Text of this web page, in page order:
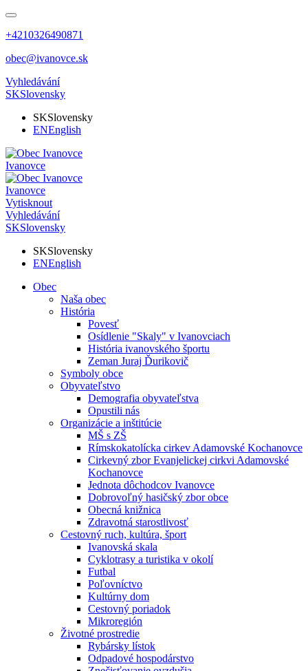
+4210326490871
obec@ivanovce.sk
Vyhledávání
SKSlovensky
SKSlovensky
ENEnglish
Ivanovce
Ivanovce
Vytisknout
Vyhledávání
SKSlovensky
SKSlovensky
ENEnglish
Obec
Naša obec
História
Povesť
Osídlenie "Skaly" v Ivanovciach
História ivanovského športu
Zeman Juraj Ďurikovič
Symboly obce
Obyvateľstvo
Demografia obyvateľstva
Opustili nás
Organizácie a inštitúcie
MŠ s ZŠ
Rímskokatolícka cirkev Adamovské Kochanovce
Cirkevný zbor Evanjelickej cirkvi Adamovské
Kochanovce
Jednota dôchodcov Ivanovce
Dobrovoľný hasičský zbor obce
Obecná knižnica
Zdravotná starostlivosť
Cestovný ruch, kultúra, šport
Ivanovská skala
Cyklotrasy a turistika v okolí
Futbal
Poľovníctvo
Kultúrny dom
Cestovný poriadok
Mikroregión
Životné prostredie
Rybársky lístok
Odpadové hospodárstvo